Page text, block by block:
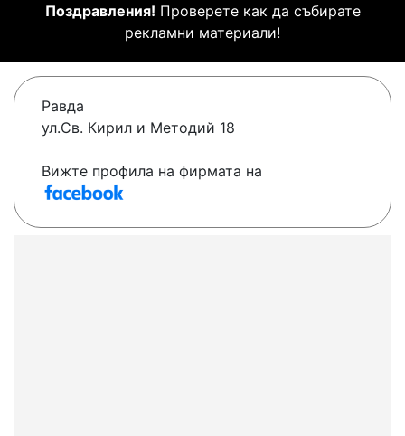
Поздравления! Проверете как да събирате
рекламни материали!
Равда
ул.Св. Кирил и Методий 18
Вижте профила на фирмата на